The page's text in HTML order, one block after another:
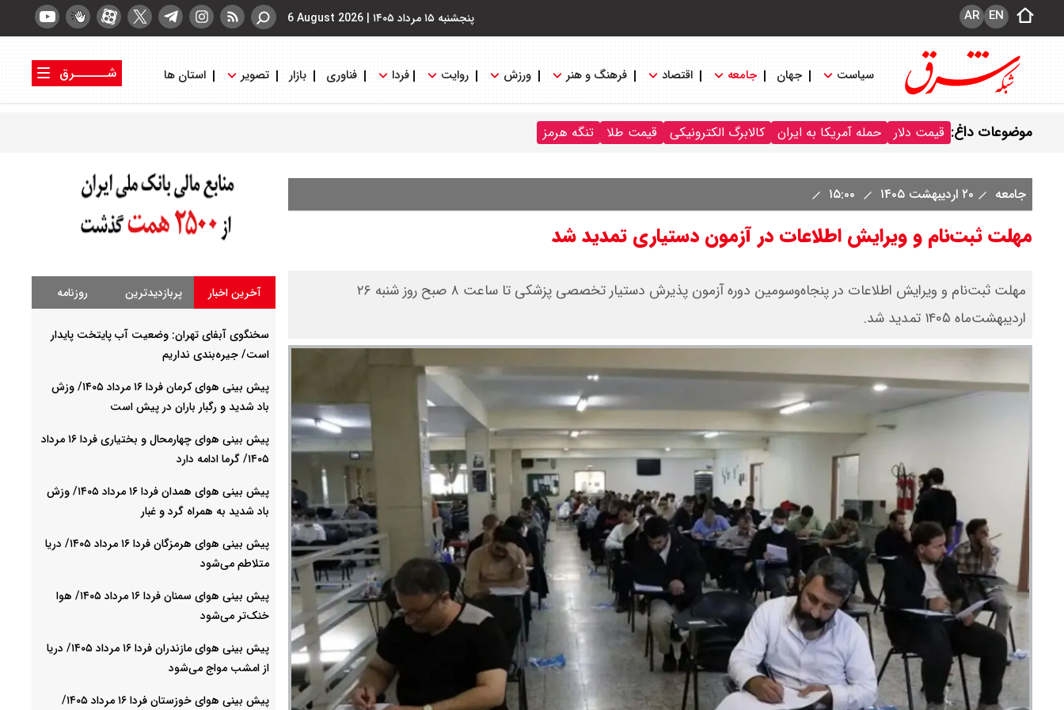
پنجشنبه ۱۵ مرداد ۱۴۰۵ |
6 August 2026 EN
AR
سیاست جهان جامعه اقتصاد فرهنگ و هنر ورزش روایت فردا فناوری بازار تصویر استان ها
شــــــرق
موضوعات داغ: قیمت دلار حمله آمریکا به ایران کالابرگ الکترونیکی قیمت طلا تنگه هرمز
جامعه ۲۰ اردیبهشت ۱۴۰۵
مهلت ثبت‌نام و ویرایش اطلاعات در آزمون دستیاری تمدید شد
مهلت ثبت‌نام و ویرایش اطلاعات در پنجاه‌وسومین دوره آزمون پذیرش دستیار تخصصی پزشکی تا ساعت ۸ صبح روز شنبه ۲۶
اردیبهشت‌ماه ۱۴۰۵ تمدید شد.
آخرین اخبار پربازدیدترین روزنامه
سخنگوی آبفای تهران: وضعیت آب پایتخت پایدار
است/ جیره‌بندی نداریم
پیش بینی هوای کرمان فردا ۱۶ مرداد ۱۴۰۵/ وزش
باد شدید و رگبار باران در پیش است
پیش بینی هوای چهارمحال و بختیاری فردا ۱۶ مرداد
۱۴۰۵/ گرما ادامه دارد
پیش بینی هوای همدان فردا ۱۶ مرداد ۱۴۰۵/ وزش
باد شدید به همراه گرد و غبار
پیش بینی هوای هرمزگان فردا ۱۶ مرداد ۱۴۰۵/ دریا
متلاطم می‌شود
پیش بینی هوای سمنان فردا ۱۶ مرداد ۱۴۰۵/ هوا
خنک‌تر می‌شود
پیش بینی هوای مازندران فردا ۱۶ مرداد ۱۴۰۵/ دریا
از امشب مواج می‌شود
پیش بینی هوای خوزستان فردا ۱۶ مرداد ۱۴۰۵/